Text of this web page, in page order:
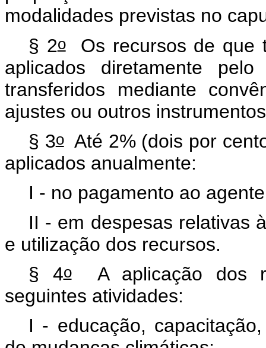
modalidades previstas no
§ 2oOs recursos de que
aplicados diretamente
transferidos mediante
ajustes ou outros
§ 3oAté 2% (dois por
aplicados anualmente:
I - no pagamento ao
II - em despesas relativas
e utilização dos recursos.
§ 4oA aplicação dos
seguintes atividades:
I - educação,